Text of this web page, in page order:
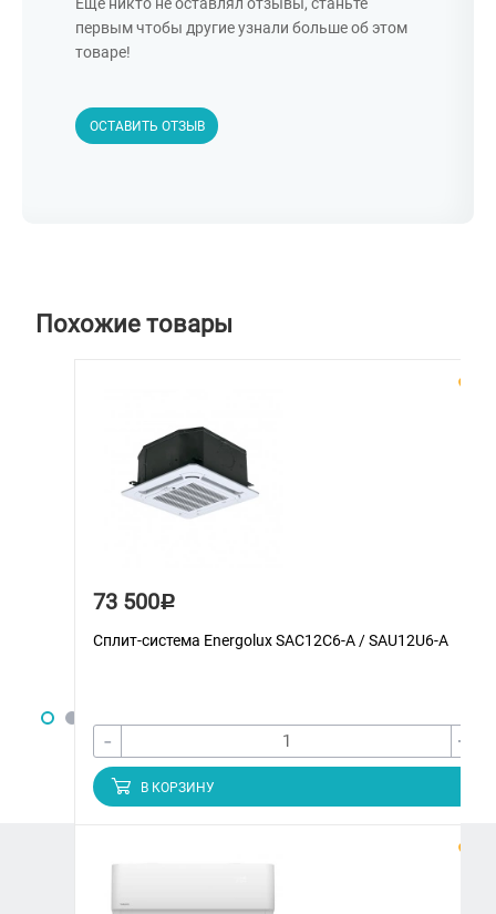
Еще никто не оставлял отзывы, станьте
первым чтобы другие узнали больше об этом
товаре!
ОСТАВИТЬ ОТЗЫВ
Похожие товары
73 500Р
Сплит-система Energolux SAС12С6-A / SAU12U6-A
- +
В КОРЗИНУ